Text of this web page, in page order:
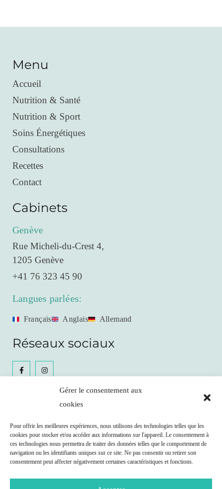
Gérer le consentement aux
cookies
Pour offrir les meilleures expériences, nous utilisons des technologies telles que les
cookies pour stocker et/ou accéder aux informations sur l'appareil. Le consentement à
ces technologies nous permettra de traiter des données telles que le comportement de
navigation ou les identifiants uniques sur ce site. Ne pas consentir ou retirer son
consentement peut affecter négativement certaines caractéristiques et fonctions.
Menu
Accueil
Nutrition & Santé
Nutrition & Sport
Soins Énergétiques
Consultations
Recettes
Contact
Cabinets
Genève
Rue Micheli-du-Crest 4,
1205 Genève
+41 76 323 45 90
Langues parlées:
Français Anglais Allemand
Réseaux sociaux
Prendre RDV
Remboursement possible par votre caisse maladie
selon les clauses de votre contrat.